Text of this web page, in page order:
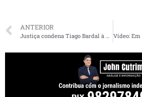
ANTERIOR
Justiça condena Tiago Bardal à perda do cargo público e a penas de reclusão e detenção